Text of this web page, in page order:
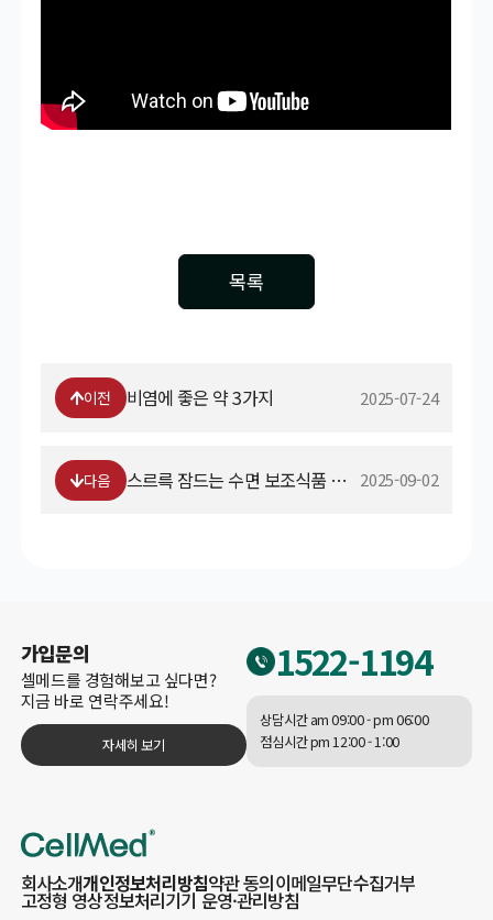
목록
이전 비염에 좋은 약 3가지 2025-07-24
다음 스르륵 잠드는 수면 보조식품 추천1 2025-09-02
가입문의
셀메드를 경험해보고 싶다면?
지금 바로 연락주세요!
자세히 보기
1522-1194
상담시간 am 09:00 - pm 06:00
점심시간 pm 12:00 - 1:00
회사소개개인정보처리방침약관 동의이메일무단수집거부
고정형 영상정보처리기기 운영·관리방침